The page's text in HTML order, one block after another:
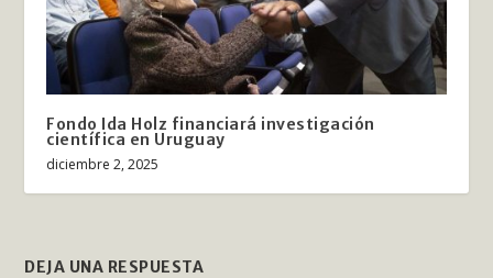
Fondo Ida Holz financiará investigación
científica en Uruguay
diciembre 2, 2025
DEJA UNA RESPUESTA